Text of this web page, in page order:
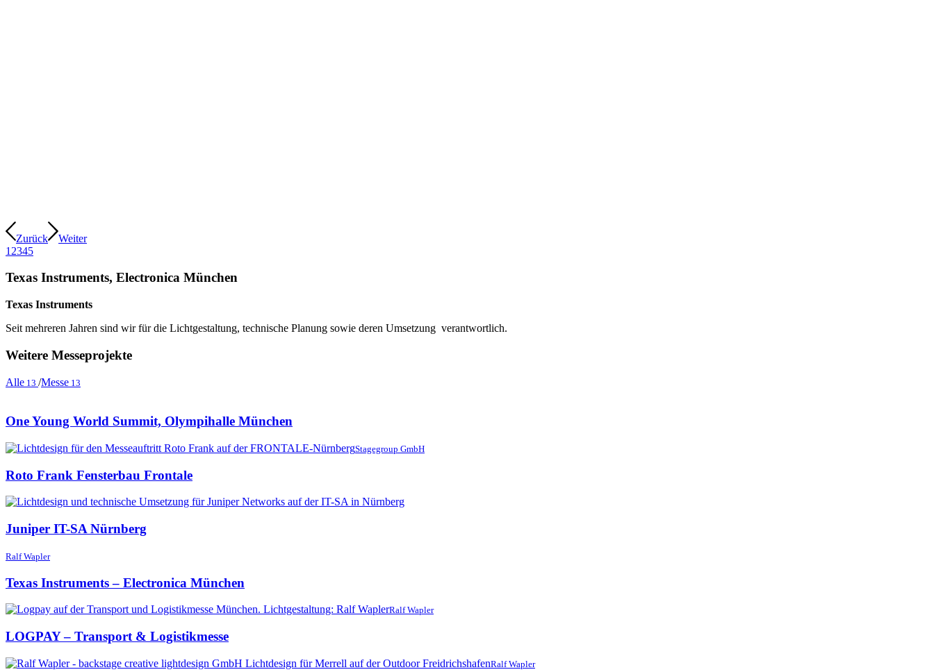
Zurück
Weiter
1 2345
Texas Instruments, Electronica München
Texas Instruments
Seit mehreren Jahren sind wir für die Lichtgestaltung, technische Planung sowie deren Umsetzung verantwortlich.
Weitere Messeprojekte
Alle 13 /Messe 13
One Young World Summit, Olympihalle München
Stagegroup GmbH
Roto Frank Fensterbau Frontale
Juniper IT-SA Nürnberg
Ralf Wapler
Texas Instruments – Electronica München
Ralf Wapler
LOGPAY – Transport & Logistikmesse
Ralf Wapler